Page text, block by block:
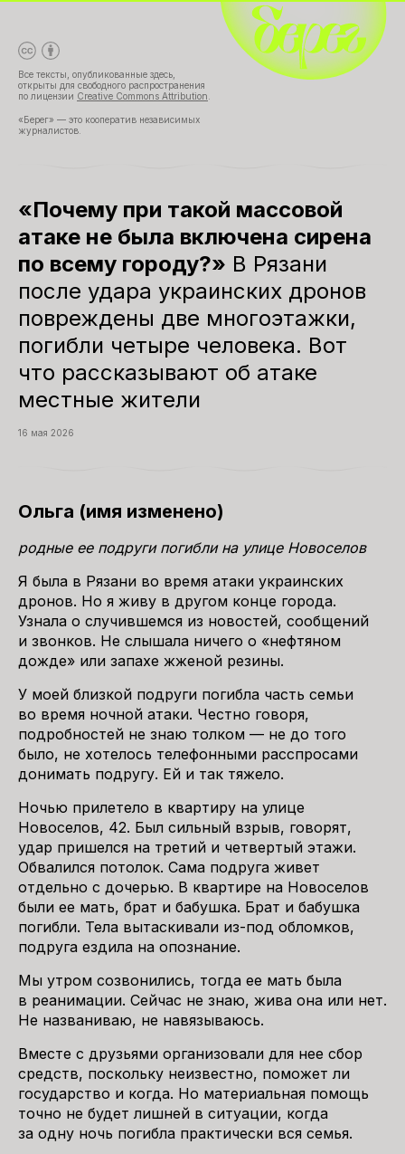
Все тексты, опубликованные здесь,
открыты для свободного распространения
по лицензии Creative Commons Attribution
«Берег» — это кооператив независимых
журналистов.
«Почему при такой массовой
атаке не была включена сирена
по всему городу?» В Рязани
после удара украинских дронов
повреждены две многоэтажки,
погибли четыре человека. Вот
что рассказывают об атаке
местные жители
16 мая 2026
Ольга (имя изменено)
родные ее подруги погибли на улице Новоселов
Я была в Рязани во время атаки украинских
дронов. Но я живу в другом конце города.
Узнала о случившемся из новостей, сообщений
и звонков. Не слышала ничего о «нефтяном
дожде» или запахе жженой резины.
У моей близкой подруги погибла часть семьи
во время ночной атаки. Честно говоря,
подробностей не знаю толком — не до того
было, не хотелось телефонными расспросами
донимать подругу. Ей и так тяжело.
Ночью прилетело в квартиру на улице
Новоселов, 42. Был сильный взрыв, говорят,
удар пришелся на третий и четвертый этажи.
Обвалился потолок. Сама подруга живет
отдельно с дочерью. В квартире на Новоселов
были ее мать, брат и бабушка. Брат и бабушка
погибли. Тела вытаскивали из-под обломков,
подруга ездила на опознание.
Мы утром созвонились, тогда ее мать была
в реанимации. Сейчас не знаю, жива она или нет.
Не названиваю, не навязываюсь.
Вместе с друзьями организовали для нее сбор
средств, поскольку неизвестно, поможет ли
государство и когда. Но материальная помощь
точно не будет лишней в ситуации, когда
за одну ночь погибла практически вся семья.